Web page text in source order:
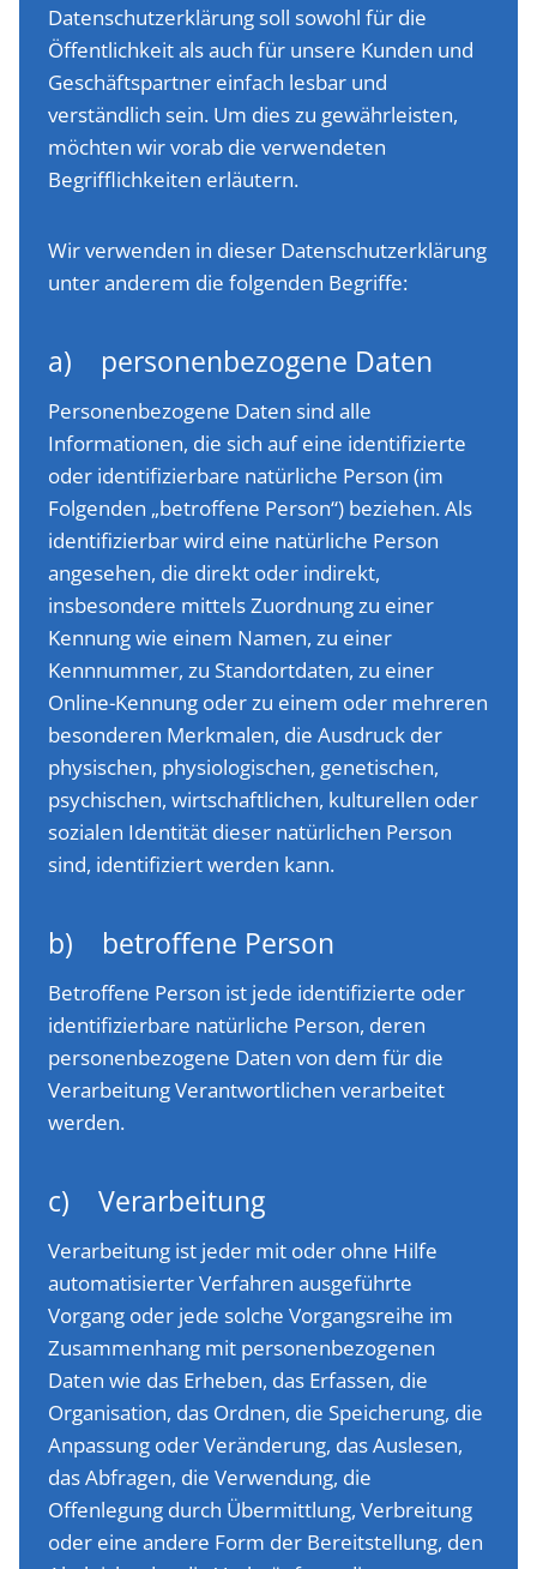
Datenschutzerklärung soll sowohl für die
Öffentlichkeit als auch für unsere Kunden und
Geschäftspartner einfach lesbar und
verständlich sein. Um dies zu gewährleisten,
möchten wir vorab die verwendeten
Begrifflichkeiten erläutern.
Wir verwenden in dieser Datenschutzerklärung
unter anderem die folgenden Begriffe:
a) personenbezogene Daten
Personenbezogene Daten sind alle
Informationen, die sich auf eine identifizierte
oder identifizierbare natürliche Person (im
Folgenden „betroffene Person“) beziehen. Als
identifizierbar wird eine natürliche Person
angesehen, die direkt oder indirekt,
insbesondere mittels Zuordnung zu einer
Kennung wie einem Namen, zu einer
Kennnummer, zu Standortdaten, zu einer
Online-Kennung oder zu einem oder mehreren
besonderen Merkmalen, die Ausdruck der
physischen, physiologischen, genetischen,
psychischen, wirtschaftlichen, kulturellen oder
sozialen Identität dieser natürlichen Person
sind, identifiziert werden kann.
b) betroffene Person
Betroffene Person ist jede identifizierte oder
identifizierbare natürliche Person, deren
personenbezogene Daten von dem für die
Verarbeitung Verantwortlichen verarbeitet
werden.
c) Verarbeitung
Verarbeitung ist jeder mit oder ohne Hilfe
automatisierter Verfahren ausgeführte
Vorgang oder jede solche Vorgangsreihe im
Zusammenhang mit personenbezogenen
Daten wie das Erheben, das Erfassen, die
Organisation, das Ordnen, die Speicherung, die
Anpassung oder Veränderung, das Auslesen,
das Abfragen, die Verwendung, die
Offenlegung durch Übermittlung, Verbreitung
oder eine andere Form der Bereitstellung, den